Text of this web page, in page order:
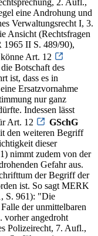
eine Androhung und
Verwaltungsrecht I, 3.
Ansicht (Rechtsfragen
1965 II S. 489/90),
Art. 12
Botschaft des
ist, dass es in
Ersatzvornahme
nur ganz
Indessen lässt
Art. 12
GSchG
den weiteren Begriff
dieser
nimmt zudem von der
Gefahr aus.
der Begriff der
ist. So sagt MERK
S. 961): "Die
der unmittelbaren
vorher angedroht
Polizeirecht, 7. Aufl.,